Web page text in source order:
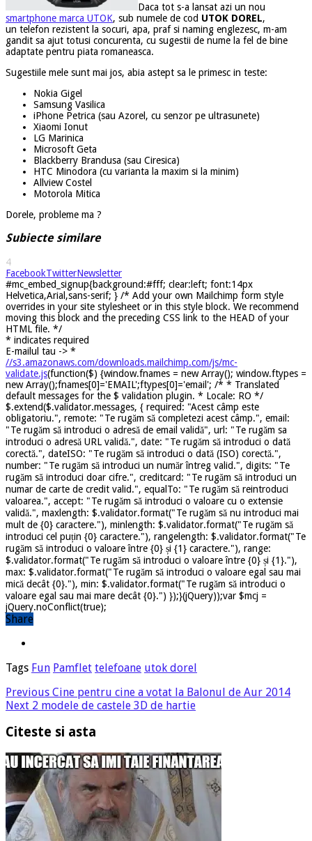
Daca tot s-a lansat azi un nou
smartphone marca UTOK, sub numele de cod UTOK DOREL,
un telefon rezistent la socuri, apa, praf si naming englezesc, m-am
gandit sa ajut totusi concurenta, cu sugestii de nume la fel de bine
adaptate pentru piata romaneasca.
Sugestiile mele sunt mai jos, abia astept sa le primesc in teste:
Nokia Gigel
Samsung Vasilica
iPhone Petrica (sau Azorel, cu senzor pe ultrasunete)
Xiaomi Ionut
LG Marinica
Microsoft Geta
Blackberry Brandusa (sau Ciresica)
HTC Minodora (cu varianta la maxim si la minim)
Allview Costel
Motorola Mitica
Dorele, probleme ma ?
Subiecte similare
4
FacebookTwitterNewsletter
#mc_embed_signup{background:#fff; clear:left; font:14px
Helvetica,Arial,sans-serif; } /* Add your own Mailchimp form style
overrides in your site stylesheet or in this style block. We recommend
moving this block and the preceding CSS link to the HEAD of your
HTML file. */
* indicates required
E-mailul tau -> *
//s3.amazonaws.com/downloads.mailchimp.com/js/mc-
validate.js(function($) {window.fnames = new Array(); window.ftypes =
new Array();fnames[0]='EMAIL';ftypes[0]='email'; /* * Translated
default messages for the $ validation plugin. * Locale: RO */
$.extend($.validator.messages, { required: "Acest câmp este
obligatoriu.", remote: "Te rugăm să completezi acest câmp.", email:
"Te rugăm să introduci o adresă de email validă", url: "Te rugăm sa
introduci o adresă URL validă.", date: "Te rugăm să introduci o dată
corectă.", dateISO: "Te rugăm să introduci o dată (ISO) corectă.",
number: "Te rugăm să introduci un număr întreg valid.", digits: "Te
rugăm să introduci doar cifre.", creditcard: "Te rugăm să introduci un
numar de carte de credit valid.", equalTo: "Te rugăm să reintroduci
valoarea.", accept: "Te rugăm să introduci o valoare cu o extensie
validă.", maxlength: $.validator.format("Te rugăm să nu introduci mai
mult de {0} caractere."), minlength: $.validator.format("Te rugăm să
introduci cel puțin {0} caractere."), rangelength: $.validator.format("Te
rugăm să introduci o valoare între {0} și {1} caractere."), range:
$.validator.format("Te rugăm să introduci o valoare între {0} și {1}."),
max: $.validator.format("Te rugăm să introduci o valoare egal sau mai
mică decât {0}."), min: $.validator.format("Te rugăm să introduci o
valoare egal sau mai mare decât {0}.") });}(jQuery));var $mcj =
jQuery.noConflict(true);
Share
Tags Fun Pamflet telefoane utok dorel
Previous Cine pentru cine a votat la Balonul de Aur 2014
Next 2 modele de castele 3D de hartie
Citeste si asta